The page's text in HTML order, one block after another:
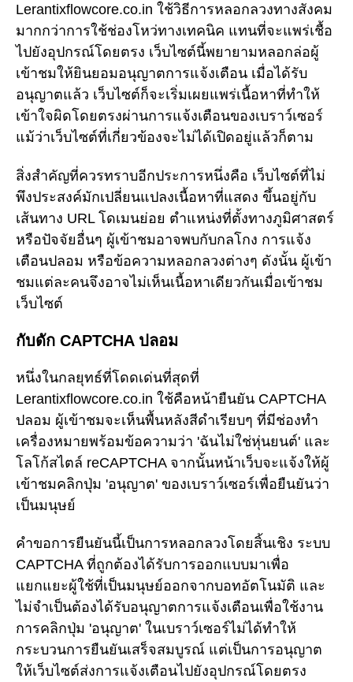
Lerantixflowcore.co.in ใช้วิธีการหลอกลวงทางสังคม
มากกว่าการใช้ช่องโหว่ทางเทคนิค แทนที่จะแพร่เชื้อ
ไปยังอุปกรณ์โดยตรง เว็บไซต์นี้พยายามหลอกล่อผู้
เข้าชมให้ยินยอมอนุญาตการแจ้งเตือน เมื่อได้รับ
อนุญาตแล้ว เว็บไซต์ก็จะเริ่มเผยแพร่เนื้อหาที่ทำให้
เข้าใจผิดโดยตรงผ่านการแจ้งเตือนของเบราว์เซอร์
แม้ว่าเว็บไซต์ที่เกี่ยวข้องจะไม่ได้เปิดอยู่แล้วก็ตาม
สิ่งสำคัญที่ควรทราบอีกประการหนึ่งคือ เว็บไซต์ที่ไม่
พึงประสงค์มักเปลี่ยนแปลงเนื้อหาที่แสดง ขึ้นอยู่กับ
เส้นทาง URL โดเมนย่อย ตำแหน่งที่ตั้งทางภูมิศาสตร์
หรือปัจจัยอื่นๆ ผู้เข้าชมอาจพบกับกลโกง การแจ้ง
เตือนปลอม หรือข้อความหลอกลวงต่างๆ ดังนั้น ผู้เข้า
ชมแต่ละคนจึงอาจไม่เห็นเนื้อหาเดียวกันเมื่อเข้าชม
เว็บไซต์
กับดัก CAPTCHA ปลอม
หนึ่งในกลยุทธ์ที่โดดเด่นที่สุดที่
Lerantixflowcore.co.in ใช้คือหน้ายืนยัน CAPTCHA
ปลอม ผู้เข้าชมจะเห็นพื้นหลังสีดำเรียบๆ ที่มีช่องทำ
เครื่องหมายพร้อมข้อความว่า 'ฉันไม่ใช่หุ่นยนต์' และ
โลโก้สไตล์ reCAPTCHA จากนั้นหน้าเว็บจะแจ้งให้ผู้
เข้าชมคลิกปุ่ม 'อนุญาต' ของเบราว์เซอร์เพื่อยืนยันว่า
เป็นมนุษย์
คำขอการยืนยันนี้เป็นการหลอกลวงโดยสิ้นเชิง ระบบ
CAPTCHA ที่ถูกต้องได้รับการออกแบบมาเพื่อ
แยกแยะผู้ใช้ที่เป็นมนุษย์ออกจากบอทอัตโนมัติ และ
ไม่จำเป็นต้องได้รับอนุญาตการแจ้งเตือนเพื่อใช้งาน
การคลิกปุ่ม 'อนุญาต' ในเบราว์เซอร์ไม่ได้ทำให้
กระบวนการยืนยันเสร็จสมบูรณ์ แต่เป็นการอนุญาต
ให้เว็บไซต์ส่งการแจ้งเตือนไปยังอุปกรณ์โดยตรง